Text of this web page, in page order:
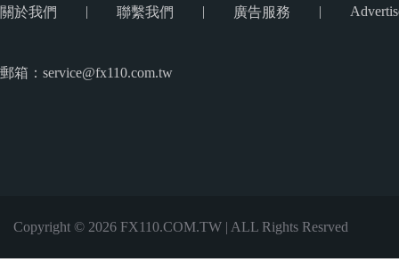
關於我們 | 聯繫我們 | 廣告服務 |
郵箱：service@fx110.com.tw
Copyright © 2026 FX110.COM.TW | ALL Rights Resrved